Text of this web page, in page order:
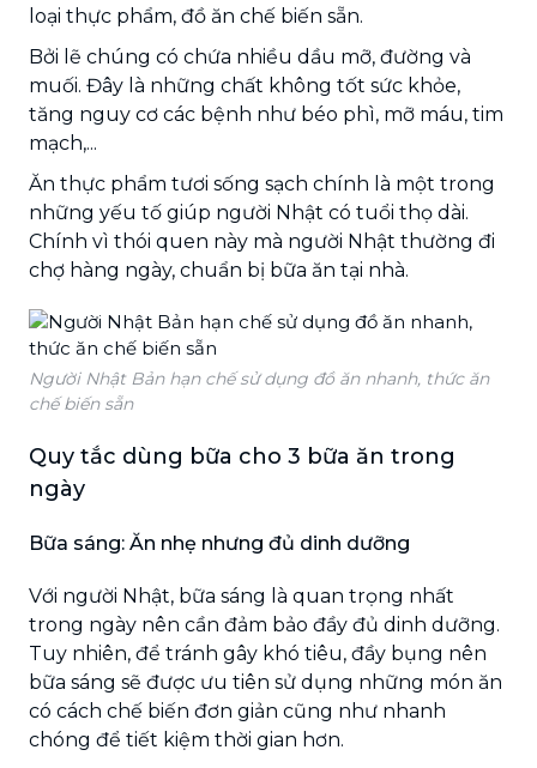
loại thực phẩm, đồ ăn chế biến sẵn.
Bởi lẽ chúng có chứa nhiều dầu mỡ, đường và
muối. Đây là những chất không tốt sức khỏe,
tăng nguy cơ các bệnh như béo phì, mỡ máu, tim
mạch,...
Ăn thực phẩm tươi sống sạch chính là một trong
những yếu tố giúp người Nhật có tuổi thọ dài.
Chính vì thói quen này mà người Nhật thường đi
chợ hàng ngày, chuẩn bị bữa ăn tại nhà.
Người Nhật Bản hạn chế sử dụng đồ ăn nhanh, thức ăn
chế biến sẵn
Quy tắc dùng bữa cho 3 bữa ăn trong
ngày
Bữa sáng: Ăn nhẹ nhưng đủ dinh dưỡng
Với người Nhật, bữa sáng là quan trọng nhất
trong ngày nên cần đảm bảo đầy đủ dinh dưỡng.
Tuy nhiên, để tránh gây khó tiêu, đầy bụng nên
bữa sáng sẽ được ưu tiên sử dụng những món ăn
có cách chế biến đơn giản cũng như nhanh
chóng để tiết kiệm thời gian hơn.